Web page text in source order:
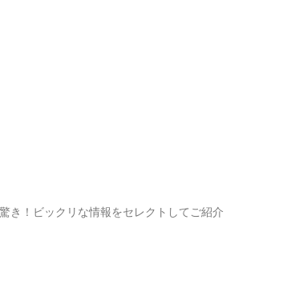
き！ビックリな情報をセレクトしてご紹介